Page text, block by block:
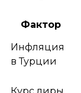
Фактор
Инфляция
в Турции
Курс лиры